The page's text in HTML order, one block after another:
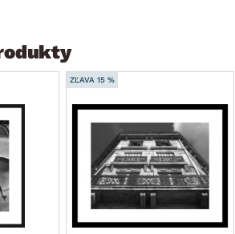
ZĽAVA 15 %